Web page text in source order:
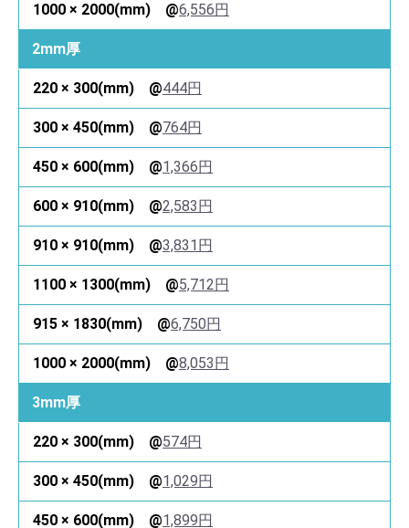
6,556円
2mm厚
444円
764円
1,366円
2,583円
3,831円
5,712円
6,750円
8,053円
3mm厚
574円
1,029円
1,899円